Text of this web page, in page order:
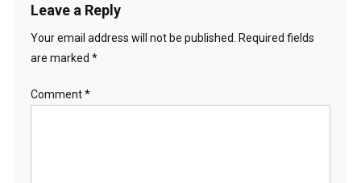
Leave a Reply
Your email address will not be published.
Required fields
are marked *
Comment*